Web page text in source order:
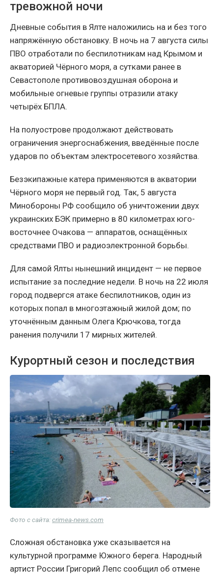
тревожной ночи
Дневные события в Ялте наложились на и без того
напряжённую обстановку. В ночь на 7 августа силы
ПВО отработали по беспилотникам над Крымом и
акваторией Чёрного моря, а сутками ранее в
Севастополе противовоздушная оборона и
мобильные огневые группы отразили атаку
четырёх БПЛА.
На полуострове продолжают действовать
ограничения энергоснабжения, введённые после
ударов по объектам электросетевого хозяйства.
Безэкипажные катера применяются в акватории
Чёрного моря не первый год. Так, 5 августа
Минобороны РФ сообщило об уничтожении двух
украинских БЭК примерно в 80 километрах юго-
восточнее Очакова — аппаратов, оснащённых
средствами ПВО и радиоэлектронной борьбы.
Для самой Ялты нынешний инцидент — не первое
испытание за последние недели. В ночь на 22 июля
город подвергся атаке беспилотников, один из
которых попал в многоэтажный жилой дом; по
уточнённым данным Олега Крючкова, тогда
ранения получили 17 мирных жителей.
Курортный сезон и последствия
Фото с сайта:crimea-news.com
Сложная обстановка уже сказывается на
культурной программе Южного берега. Народный
артист России Григорий Лепс сообщил об отмене